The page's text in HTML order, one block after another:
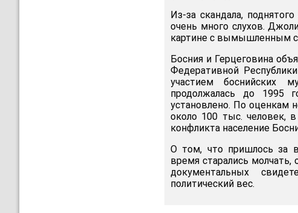
Из-за скандала,
очень много слухов.
картине с вымышленным
Босния и Герцеговина
Федеративной
участием боснийских
продолжалась до 1995
установлено. По оценкам
около 100 тыс. человек,
конфликта население
О том, что пришлось за
время старались
документальных
политический вес.